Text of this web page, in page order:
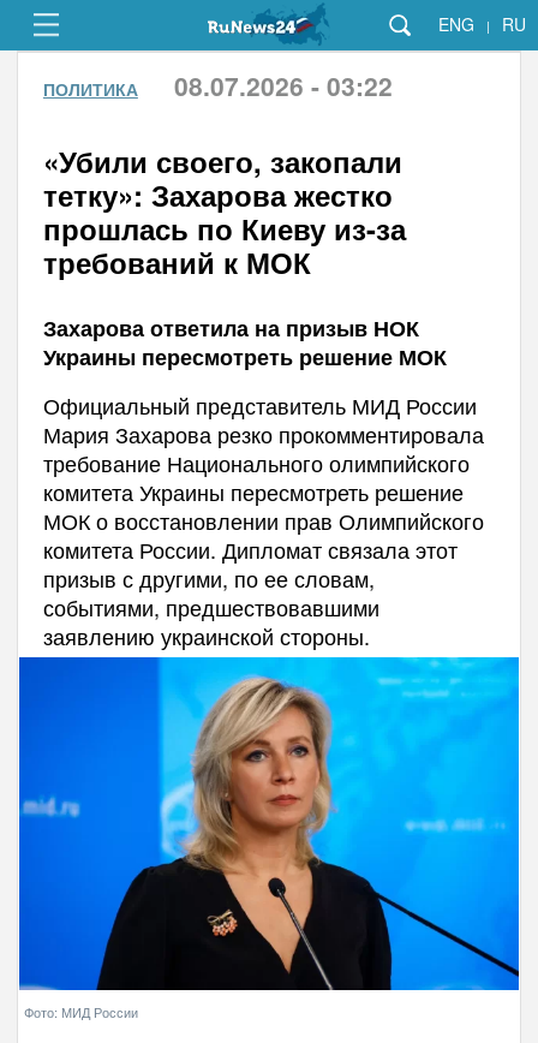
ENG | RU
ПОЛИТИКА 08.07.2026 - 03:22
«Убили своего, закопали
тетку»: Захарова жестко
прошлась по Киеву из-за
требований к МОК
Захарова ответила на призыв НОК
Украины пересмотреть решение МОК
Официальный представитель МИД России
Мария Захарова резко прокомментировала
требование Национального олимпийского
комитета Украины пересмотреть решение
МОК о восстановлении прав Олимпийского
комитета России. Дипломат связала этот
призыв с другими, по ее словам,
событиями, предшествовавшими
заявлению украинской стороны.
Фото: МИД России